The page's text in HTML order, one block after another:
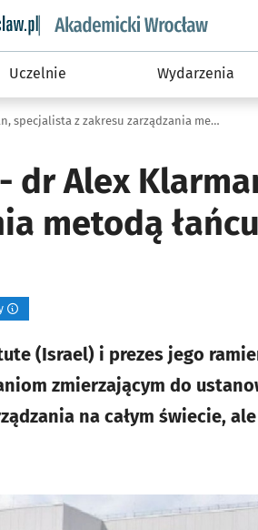
wroclaw.pl podserwis:
Uczelnie Wydarzenia
Visiting Professors - dr Alex Klarman, specjalista z zakresu zarządzania metodą łańcucha krytycznego
dr Alex
metodą
(Israel) i prezes jego
zmierzającym do
na całym świecie,